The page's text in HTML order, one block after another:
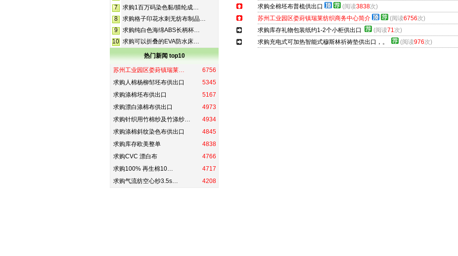
7
求购1百万码染色黏/腈纶成…
8
求购格子印花水刺无纺布制品…
9
求购纯白色海绵ABS长柄杯…
10 求购可以折叠的EVA防水床…
热门新闻 top10
苏州工业园区娄葑镇瑞莱…
6756
求购人棉杨柳邹坯布供出口
5345
求购涤棉坯布供出口
5167
求购漂白涤棉布供出口
4973
求购针织用竹棉纱及竹涤纱…
4934
求购涤棉斜纹染色布供出口
4845
求购库存欧美整单
4838
求购CVC 漂白布
4766
求购100% 再生棉10…
4717
求购气流纺空心纱3.5s…
4208
求购全棉坯布普梳供出口 (阅读3838次)
苏州工业园区娄葑镇瑞莱纺织商务中心简介 (阅读6756次)
求购库存礼物包装纸约1-2个小柜供出口 (阅读71次)
求购充电式可加热智能式穆斯林祈祷垫供出口，。 (阅读976次)